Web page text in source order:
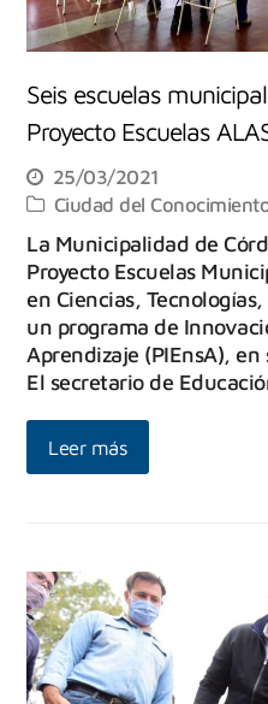
Seis escuelas
Proyecto Escuelas
25/03/2021
Ciudad del
La Municipalidad de
Proyecto Escuelas
en Ciencias,
un programa de
Aprendizaje (PIEnsA),
El secretario de
Leer más